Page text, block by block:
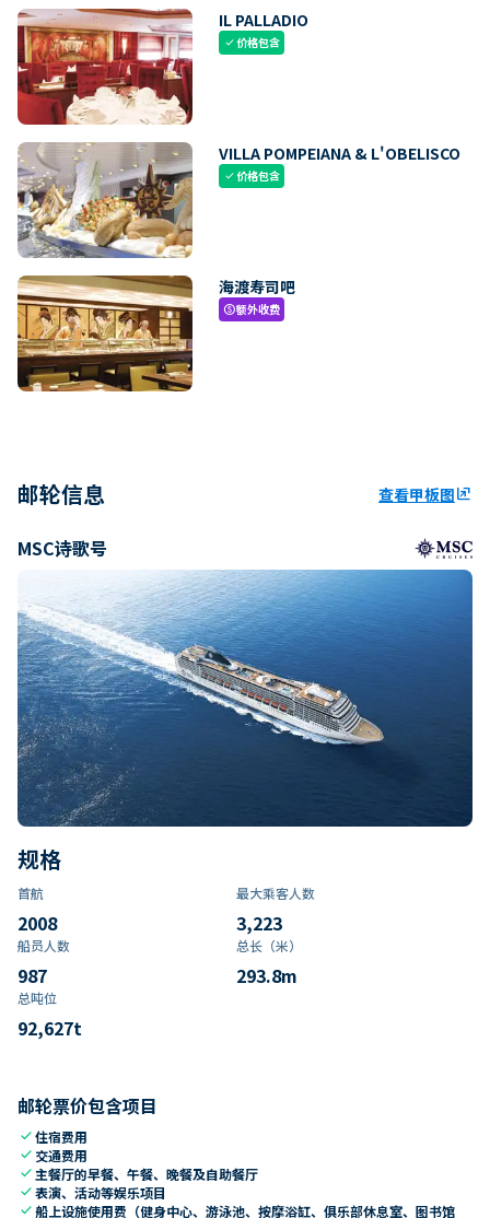
IL PALLADIO
check价格包含
VILLA POMPEIANA & L'OBELISCO
check价格包含
海渡寿司吧
paid额外收费
邮轮信息 查看甲板图ungroup
MSC诗歌号
规格
首航
2008
最大乘客人数
3,223
船员人数
987
总长（米）
293.8m
总吨位
92,627t
邮轮票价包含项目
check住宿费用
check 交通费用
check 主餐厅的早餐、午餐、晚餐及自助餐厅
check表演、活动等娱乐项目
check船上设施使用费（健身中心、游泳池、按摩浴缸、俱乐部休息室、图书馆